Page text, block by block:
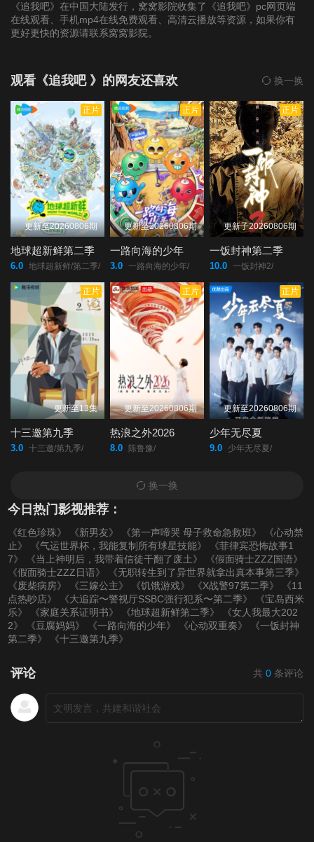
《追我吧》在中国大陆发行，窝窝影院收集了《追我吧》pc网页端
在线观看、手机mp4在线免费观看、高清云播放等资源，如果你有
更好更快的资源请联系窝窝影院。
观看《追我吧 》的网友还喜欢 换一换
正片
更新至20260806期
地球超新鲜第二季
6.0 地球超新鲜/第二季/
正片
更新至20260806期
一路向海的少年
3.0 一路向海的少年/
正片
更新子20260806期
一饭封神第二季
10.0 一饭封神2/
正片
更新至13集
十三邀第九季
3.0 十三邀/第九季/
正片
更新至20260806期
热浪之外2026
8.0 陈鲁豫/
正片
更新至20260806期
少年无尽夏
9.0 少年无尽夏/
换一换
今日热门影视推荐：
《红色珍珠》 《新男友》 《第一声啼哭 母子救命急救班》
《心动禁
止》
《气运世界杯，我能复制所有球星技能》
《菲律宾恐怖故事1
7》
《当上神明后，我带着信徒干翻了废土》
《假面骑士ZZZ国语》
《假面骑士ZZZ日语》
《无职转生到了异世界就拿出真本事第三季》
《废柴病房》
《三嫁公主》 《饥饿游戏》 《X战警97第二季》
《11
点热吵店》
《大追踪〜警视厅SSBC强行犯系〜第二季》
《宝岛西米
乐》
《家庭关系证明书》 《地球超新鲜第二季》
《女人我最大202
2》
《豆腐妈妈》 《一路向海的少年》 《心动双重奏》
《一饭封神
第二季》
《十三邀第九季》
评论 共 0 条评论